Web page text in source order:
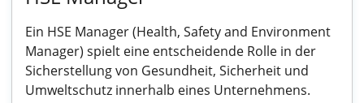
Ein HSE Manager (Health, Safety and Environment
Manager) spielt eine entscheidende Rolle in der
Sicherstellung von Gesundheit, Sicherheit und
Umweltschutz innerhalb eines Unternehmens.